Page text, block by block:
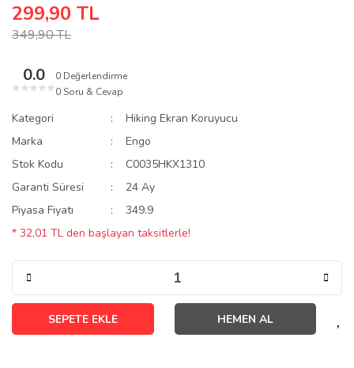
299,90 TL
349,90 TL
0.0
★ ★ ★ ★ ★
0 Değerlendirme
0 Soru & Cevap
Kategori
Hiking Ekran Koruyucu
Marka
Engo
Stok Kodu
C0035HKX1310
Garanti Süresi
24 Ay
Piyasa Fiyatı
349.9
* 32,01 TL den başlayan taksitlerle!
SEPETE EKLE HEMEN AL